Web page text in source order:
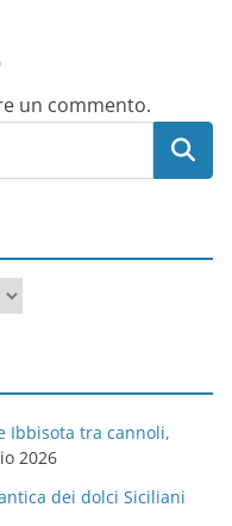
un commento.
Ibbisota tra cannoli,
2026
dei dolci Siciliani